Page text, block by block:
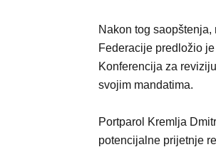
Nakon tog
Federacije predložio
Konferencija za
svojim mandatima.
Portparol Kremlja
potencijalne prijetnje